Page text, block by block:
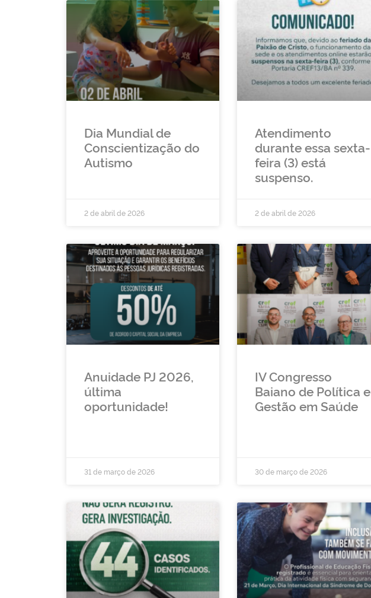
Dia Mundial de
Conscientização do
Autismo
2 de abril de 2026
Atendimento
durante essa sexta-
feira (3) está
suspenso.
2 de abril de 2026
Anuidade PJ 2026,
última
oportunidade!
31 de março de 2026
IV Congresso
Baiano de Política e
Gestão em Saúde
30 de março de 2026